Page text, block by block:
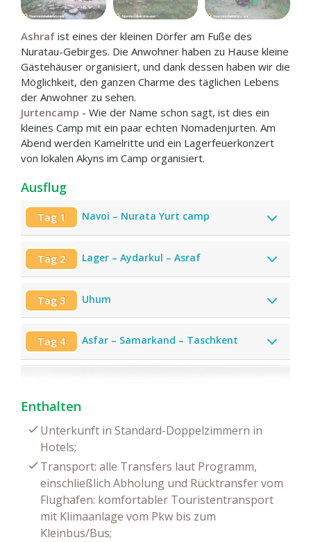
Ashraf ist eines der kleinen Dörfer am Fuße des
Nuratau-Gebirges. Die Anwohner haben zu Hause kleine
Gästehäuser organisiert, und dank dessen haben wir die
Möglichkeit, den ganzen Charme des täglichen Lebens
der Anwohner zu sehen.
Jurtencamp - Wie der Name schon sagt, ist dies ein
kleines Camp mit ein paar echten Nomadenjurten. Am
Abend werden Kamelritte und ein Lagerfeuerkonzert
von lokalen Akyns im Camp organisiert.
Ausflug
Tag 1 Navoi – Nurata Yurt camp
Tag 2 Lager – Aydarkul – Asraf
Tag 3 Uhum
Tag 4 Asfar – Samarkand – Taschkent
Enthalten
Unterkunft in Standard-Doppelzimmern in
Hotels;
Transport: alle Transfers laut Programm,
einschließlich Abholung und Rücktransfer vom
Flughafen: komfortabler Touristentransport
mit Klimaanlage vom Pkw bis zum
Kleinbus/Bus;